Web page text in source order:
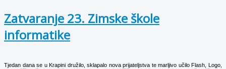
Zatvaranje 23. Zimske škole
informatike
Tjedan dana se u Krapini družilo, sklapalo nova prijateljstva te marljivo učilo Flash, Logo,